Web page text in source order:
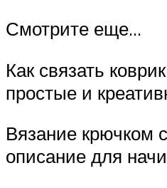
Смотрите еще…
Как связать
простые и
Вязание крючком
описание для